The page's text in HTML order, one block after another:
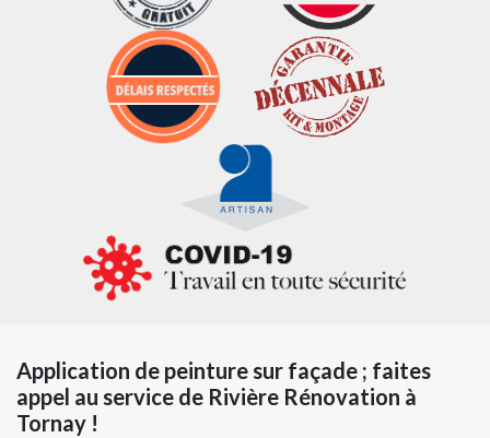
Application de peinture sur façade ; faites
appel au service de Rivière Rénovation à
Tornay !